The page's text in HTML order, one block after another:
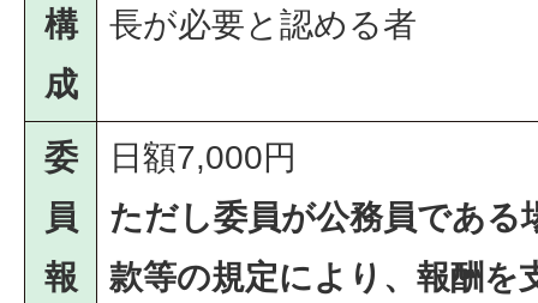
構
成
長が必要と認める者
委
員
報
日額7,000円
ただし委員が公務員である
款等の規定により、報酬を